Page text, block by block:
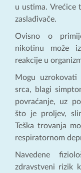
u ustima. Vrećice
zaslađivače.
Ovisno o
nikotinu može
reakcije u
Mogu
srca, blagi
povraćanje, uz
što je proljev,
Teška trovanja
respiratornom
Navedene
zdravstveni rizik